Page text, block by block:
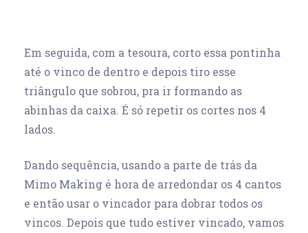
Em seguida, com a tesoura, corto essa pontinha
até o vinco de dentro e depois tiro esse
triângulo que sobrou, pra ir formando as
abinhas da caixa. É só repetir os cortes nos 4
lados.
Dando sequência, usando a parte de trás da
Mimo Making é hora de arredondar os 4 cantos
e então usar o vincador para dobrar todos os
vincos. Depois que tudo estiver vincado, vamos